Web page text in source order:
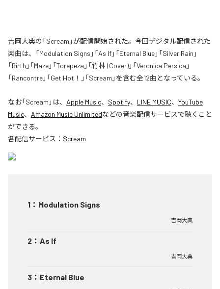
吉岡大典の「Scream」が配信開始された。今回デジタル配信された
楽曲は、「Modulation Signs」「As If」「Eternal Blue」「Silver Rain」
「Birth」「Maze」「Torepeza」「竹林 (Cover)」「Veronica Persica」
「Rancontre」「Get Hot！」「Scream」を含む全12曲となっている。
なお「Scream 」は、 Apple Music、 Spotify、 LINE MUSIC、 YouTube
Music、 Amazon Music Unlimitedなどの音楽配信サービスで聴くこと
ができる。
各配信サービス： Scream
1 ： Modulation Signs
吉岡大典
2 ： As If
吉岡大典
3 ： Eternal Blue